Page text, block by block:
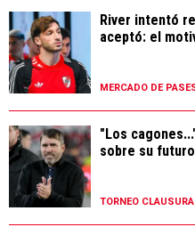
River intentó
aceptó: el
MERCADO DE
"Los
sobre su
TORNEO CLAUSURA